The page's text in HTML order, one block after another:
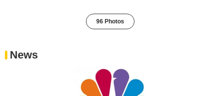
96 Photos
News